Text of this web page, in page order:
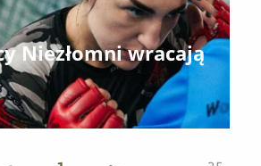
Niezłomni wracają